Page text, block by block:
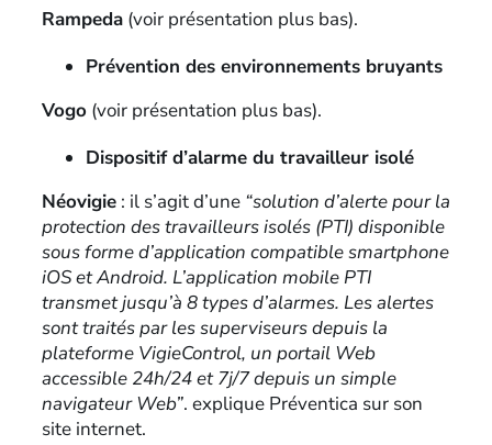
Rampeda(voir présentation plus bas).
Prévention des environnements bruyants
Vogo(voir présentation plus bas).
Dispositif d’alarme du travailleur isolé
Néovigie: il s’agit d’une “solution d’alerte pour la
protection des travailleurs isolés (PTI) disponible
sous forme d’application compatible smartphone
iOS et Android. L’application mobile PTI
transmet jusqu’à 8 types d’alarmes. Les alertes
sont traités par les superviseurs depuis la
plateforme VigieControl, un portail Web
accessible 24h/24 et 7j/7 depuis un simple
navigateur Web”. explique Préventica sur son
site internet.